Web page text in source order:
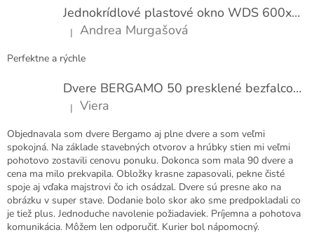
Jednokrídlové plastové okno WDS 600x1000
Hodnotenie produktu je 5 z 5 hviezdičiek.
| Andrea Murgašová
Perfektne a rýchle
Dvere BERGAMO 50 presklené bezfalcové EXTRA
Hodnotenie produktu je 5 z 5 hviezdičiek.
| Viera
Objednavala som dvere Bergamo aj plne dvere a som veľmi
spokojná. Na základe stavebných otvorov a hrúbky stien mi veľmi
pohotovo zostavili cenovu ponuku. Dokonca som mala 90 dvere a
cena ma milo prekvapila. Obložky krasne zapasovali, pekne čisté
spoje aj vďaka majstrovi čo ich osádzal. Dvere sú presne ako na
obrázku v super stave. Dodanie bolo skor ako sme predpokladali co
je tiež plus. Jednoduche navolenie požiadaviek. Príjemna a pohotova
komunikácia. Môžem len odporučiť. Kurier bol nápomocný.